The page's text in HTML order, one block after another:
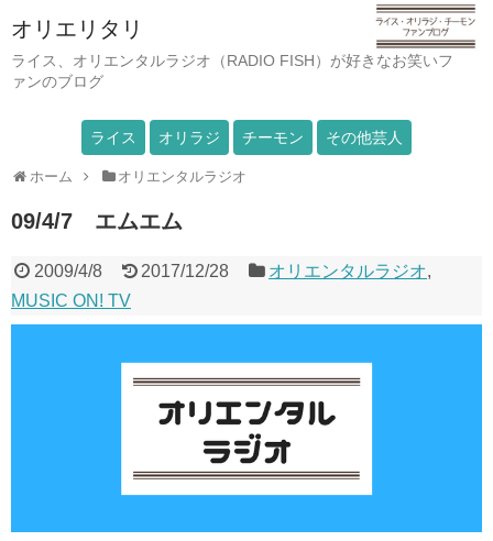
オリエリタリ
ライス、オリエンタルラジオ（RADIO FISH）が好きなお笑いフ
ァンのブログ
ライス オリラジ チーモン その他芸人
ホーム オリエンタルラジオ
09/4/7 エムエム
2009/4/8 2017/12/28 オリエンタルラジオ,
MUSIC ON! TV